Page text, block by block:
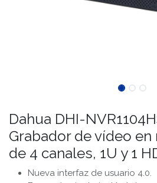
Dahua DHI-
Grabador de vídeo
de 4 canales, 1U y 1
Nueva interfaz de usuario 4.0.